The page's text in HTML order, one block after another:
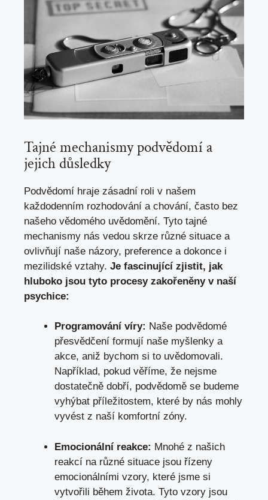
Tajné mechanismy podvědomí a
jejich důsledky
Podvědomí hraje zásadní roli v našem
každodenním rozhodování a chování, často bez
našeho vědomého uvědomění. Tyto tajné
mechanismy nás vedou skrze různé situace a
ovlivňují naše názory, preference a dokonce i
mezilidské vztahy. Je fascinující zjistit, jak
hluboko jsou tyto procesy zakořeněny v naší
psychice:
Programování víry: Naše podvědomé
přesvědčení formují naše myšlenky a
akce, aniž bychom si to uvědomovali.
Například, pokud věříme, že nejsme
dostatečně dobří, podvědomě se budeme
vyhýbat příležitostem, které by nás mohly
vyvést z naší komfortní zóny.
Emocionální reakce: Mnohé z našich
reakcí na různé situace jsou řízeny
emocionálními vzory, které jsme si
vytvořili během života. Tyto vzory jsou